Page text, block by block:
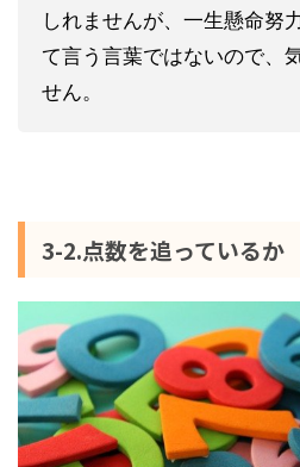
しれませんが、一生懸命努
て言う言葉ではないので、
せん。
3-2.点数を追っているか